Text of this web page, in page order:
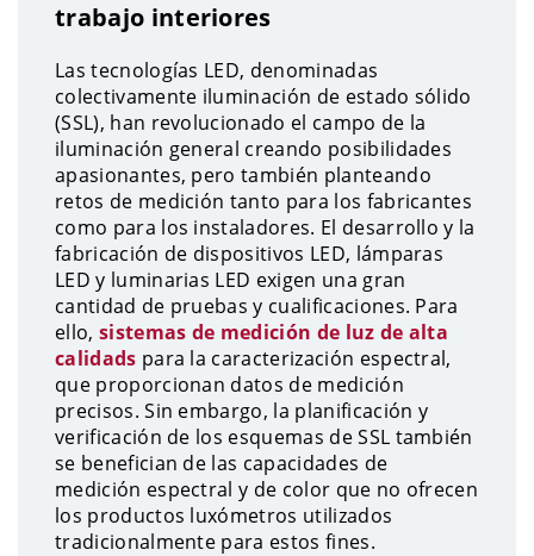
trabajo interiores
Las tecnologías LED, denominadas
colectivamente iluminación de estado sólido
(SSL), han revolucionado el campo de la
iluminación general creando posibilidades
apasionantes, pero también planteando
retos de medición tanto para los fabricantes
como para los instaladores. El desarrollo y la
fabricación de dispositivos LED, lámparas
LED y luminarias LED exigen una gran
cantidad de pruebas y cualificaciones. Para
ello, sistemas de medición de luz de alta
calidads para la caracterización espectral,
que proporcionan datos de medición
precisos. Sin embargo, la planificación y
verificación de los esquemas de SSL también
se benefician de las capacidades de
medición espectral y de color que no ofrecen
los productos luxómetros utilizados
tradicionalmente para estos fines.